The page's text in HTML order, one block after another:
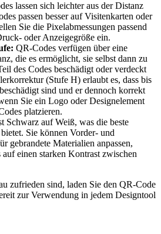
lassen sich leichter aus der Distanz
passen besser auf Visitenkarten oder
Sie die Pixelabmessungen passend
oder Anzeigegröße ein.
QR-Codes verfügen über eine
die es ermöglicht, sie selbst dann zu
des Codes beschädigt oder verdeckt
(Stufe H) erlaubt es, dass bis
sind und er dennoch korrekt
Sie ein Logo oder Designelement
platzieren.
Schwarz auf Weiß, was die beste
Sie können Vorder- und
gebrandete Materialien anpassen,
auf einen starken Kontrast zwischen
zufrieden sind, laden Sie den QR-Code
zur Verwendung in jedem Designtool